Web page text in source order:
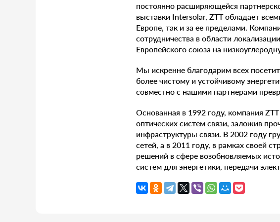
постоянно расширяющейся
выставки Intersolar, ZTT обладает
Европе, так и за ее пределами.
сотрудничества в области
Европейского союза на
Мы искренне благодарим всех
более чистому и устойчивому
совместно с нашими партнерами
Основанная в 1992 году, компания
оптических систем связи, заложив
инфраструктуры связи. В 2002 году
сетей, а в 2011 году, в рамках своей
решений в сфере возобновляемых
систем для энергетики, передачи